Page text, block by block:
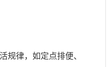
规律，如定点排便、